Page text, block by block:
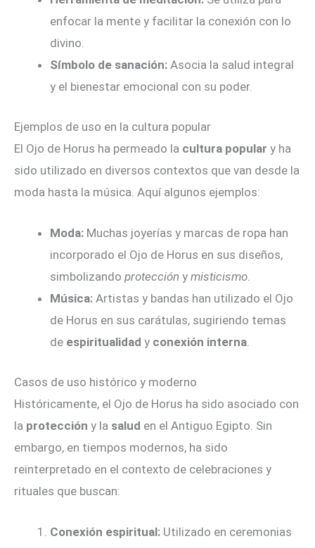
enfocar la mente y facilitar la conexión con lo
divino.
Símbolo de sanación: Asocia la salud integral
y el bienestar emocional con su poder.
Ejemplos de uso en la cultura popular
El Ojo de Horus ha permeado la cultura popular y ha
sido utilizado en diversos contextos que van desde la
moda hasta la música. Aquí algunos ejemplos:
Moda: Muchas joyerías y marcas de ropa han
incorporado el Ojo de Horus en sus diseños,
simbolizando protección y misticismo.
Música: Artistas y bandas han utilizado el Ojo
de Horus en sus carátulas, sugiriendo temas
de espiritualidad y conexión interna.
Casos de uso histórico y moderno
Históricamente, el Ojo de Horus ha sido asociado con
la protección y la salud en el Antiguo Egipto. Sin
embargo, en tiempos modernos, ha sido
reinterpretado en el contexto de celebraciones y
rituales que buscan:
Conexión espiritual: Utilizado en ceremonias